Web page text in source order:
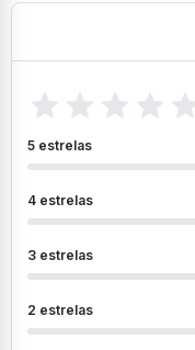
5 estrelas
4 estrelas
3 estrelas
2 estrelas